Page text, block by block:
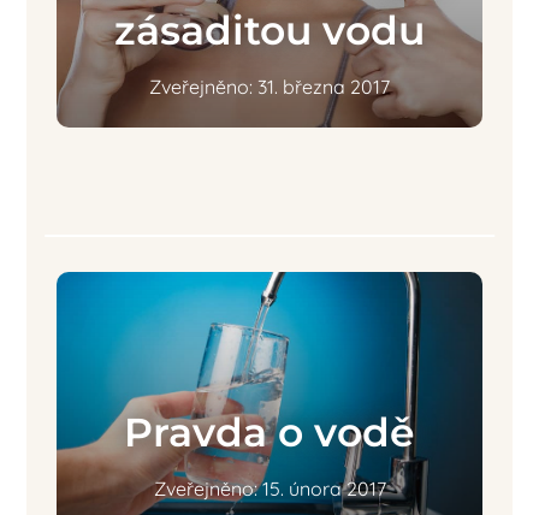
zásaditou vodu
Zveřejněno: 31. března 2017
Pravda o vodě
Zveřejněno: 15. února 2017